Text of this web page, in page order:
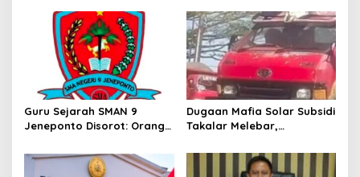
s
Guru Sejarah SMAN 9
Jeneponto Disorot: Orang
Mengajar, Sekolah
Dugaan Mafia Solar Subsidi
Takalar Melebar,
Muncul